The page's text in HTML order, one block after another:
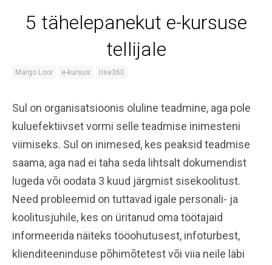
5 tähelepanekut e-kursuse
tellijale
Margo Loor e-kursus rise360
Sul on organisatsioonis oluline teadmine, aga pole
kuluefektiivset vormi selle teadmise inimesteni
viimiseks. Sul on inimesed, kes peaksid teadmise
saama, aga nad ei taha seda lihtsalt dokumendist
lugeda või oodata 3 kuud järgmist sisekoolitust.
Need probleemid on tuttavad igale personali- ja
koolitusjuhile, kes on üritanud oma töötajaid
informeerida näiteks tööohutusest, infoturbest,
klienditeeninduse põhimõtetest või viia neile läbi